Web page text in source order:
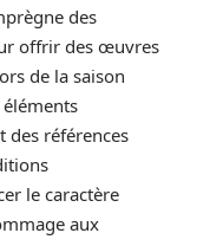
des
offrir des œuvres
de la saison
des références
le caractère
aux